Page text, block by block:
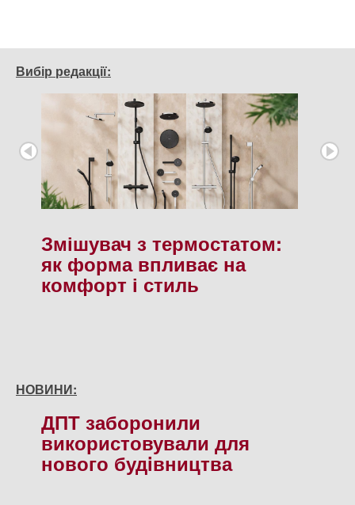
Вибір редакції:
Змішувач з термостатом:
як форма впливає на
комфорт і стиль
НОВИНИ:
ДПТ заборонили
використовували для
нового будiвництва